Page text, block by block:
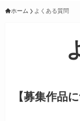
ホーム よくある質問
【募集作品